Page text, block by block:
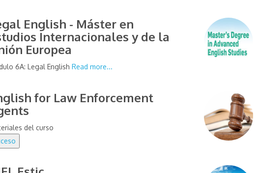
English - Máster en
Internacionales y de la
Europea
6A: Legal English Read more...
for Law Enforcement
del curso